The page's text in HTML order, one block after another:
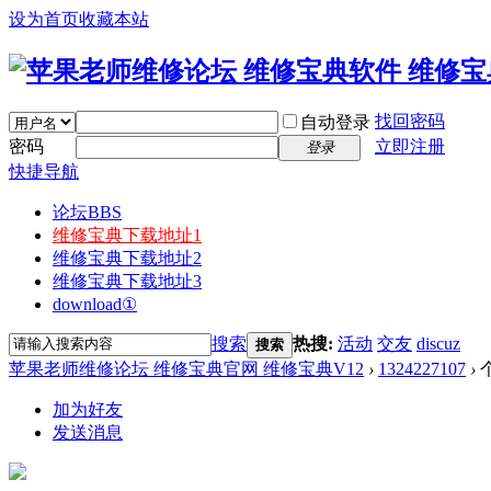
设为首页收藏本站
自动登录 找回密码
密码
登录
立即注册
快捷导航
论坛BBS
维修宝典下载地址1
维修宝典下载地址2
维修宝典下载地址3
download①
搜索 搜索 热搜: 活动 交友 discuz
苹果老师维修论坛 维修宝典官网 维修宝典V12 › 1324227107 ›
加为好友
发送消息